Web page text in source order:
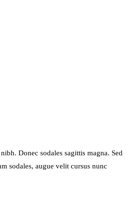
Donec sodales sagittis magna. Sed
sodales, augue velit cursus nunc